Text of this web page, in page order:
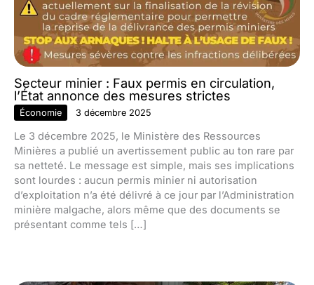
Secteur minier : Faux permis en circulation,
l’État annonce des mesures strictes
Économie 3 décembre 2025
Le 3 décembre 2025, le Ministère des Ressources
Minières a publié un avertissement public au ton rare par
sa netteté. Le message est simple, mais ses implications
sont lourdes : aucun permis minier ni autorisation
d’exploitation n’a été délivré à ce jour par l’Administration
minière malgache, alors même que des documents se
présentant comme tels […]